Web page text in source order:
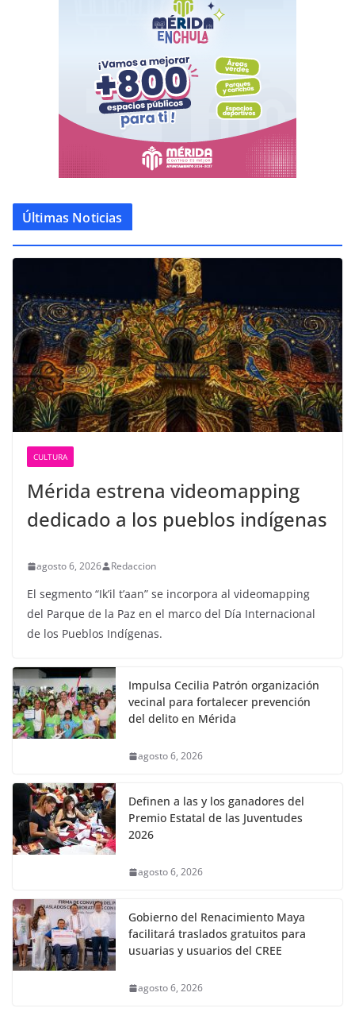
Últimas Noticias
CULTURA
Mérida estrena videomapping
dedicado a los pueblos indígenas
agosto 6, 2026 Redaccion
El segmento “Ik’il t’aan” se incorpora al videomapping
del Parque de la Paz en el marco del Día Internacional
de los Pueblos Indígenas.
Impulsa Cecilia Patrón organización
vecinal para fortalecer prevención
del delito en Mérida
agosto 6, 2026
Definen a las y los ganadores del
Premio Estatal de las Juventudes
2026
agosto 6, 2026
Gobierno del Renacimiento Maya
facilitará traslados gratuitos para
usuarias y usuarios del CREE
agosto 6, 2026